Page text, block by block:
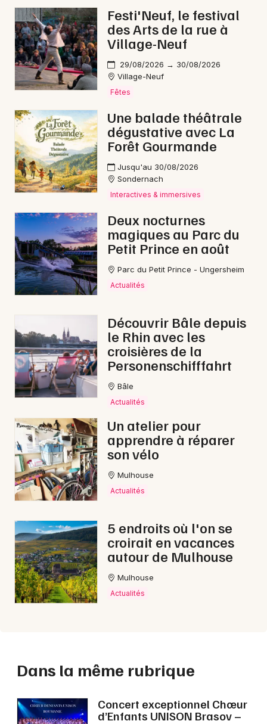
Festi'Neuf, le festival
des Arts de la rue à
Village-Neuf
29/08/2026 → 30/08/2026
Village-Neuf
Fêtes
Une balade théâtrale
dégustative avec La
Forêt Gourmande
Jusqu'au 30/08/2026
Sondernach
Interactives & immersives
Deux nocturnes
magiques au Parc du
Petit Prince en août
Parc du Petit Prince - Ungersheim
Actualités
Découvrir Bâle depuis
le Rhin avec les
croisières de la
Personenschifffahrt
Bâle
Actualités
Un atelier pour
apprendre à réparer
son vélo
Mulhouse
Actualités
5 endroits où l'on se
croirait en vacances
autour de Mulhouse
Mulhouse
Actualités
Dans la même rubrique
Concert exceptionnel Chœur
d’Enfants UNISON Brasov –